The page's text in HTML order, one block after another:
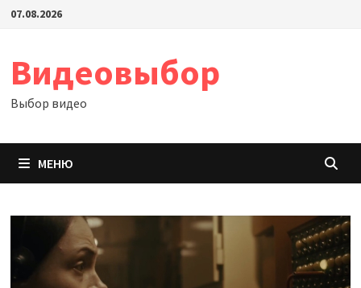
Перейти
07.08.2026
Видеовыбор
Выбор видео
МЕНЮ